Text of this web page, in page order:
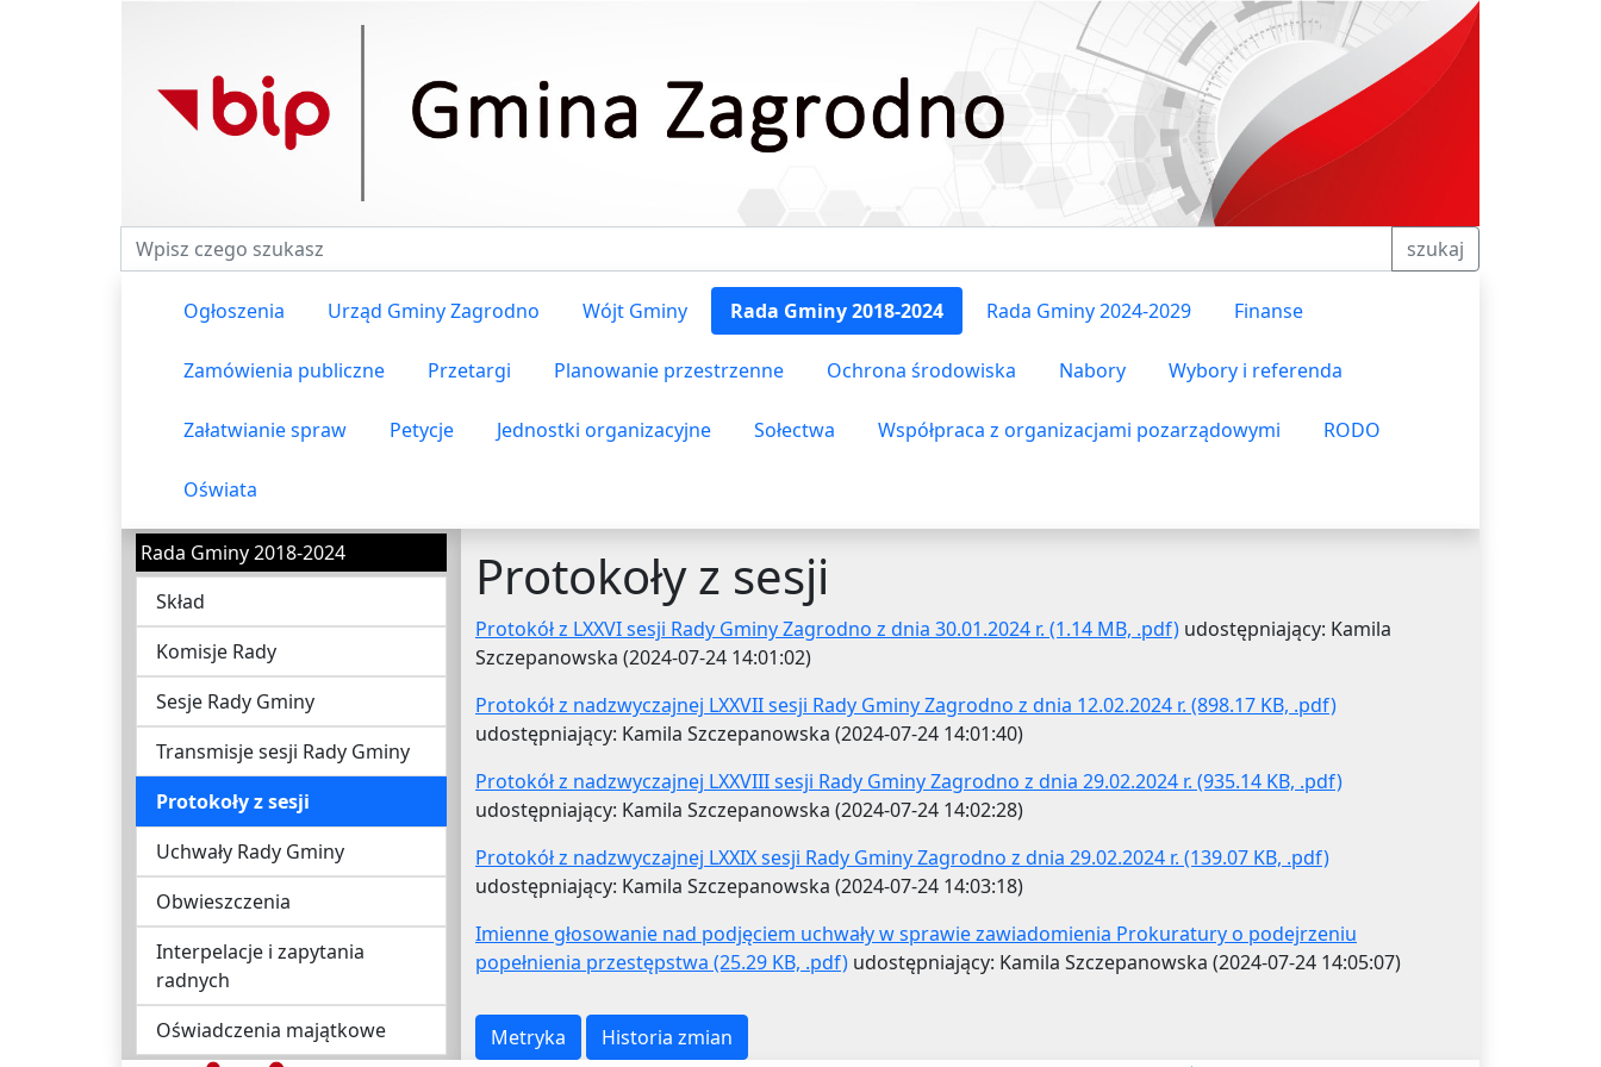
Fraza do wyszukiwania szukaj
Ogłoszenia Urząd Gminy Zagrodno Wójt Gminy Rada Gminy 2018-2024 Rada Gminy 2024-2029 Finanse
Zamówienia publiczne Przetargi Planowanie przestrzenne Ochrona środowiska Nabory Wybory i referenda
Załatwianie spraw Petycje Jednostki organizacyjne Sołectwa Współpraca z organizacjami pozarządowymi RODO
Oświata
Rada Gminy 2018-2024
Skład
Komisje Rady
Sesje Rady Gminy
Transmisje sesji Rady Gminy
Protokoły z sesji
Uchwały Rady Gminy
Obwieszczenia
Interpelacje i zapytania
radnych
Oświadczenia majątkowe
Protokoły z sesji
Protokół z LXXVI sesji Rady Gminy Zagrodno z dnia 30.01.2024 r. (1.14 MB, .pdf) udostępniający: Kamila
Szczepanowska (2024-07-24 14:01:02)
Protokół z nadzwyczajnej LXXVII sesji Rady Gminy Zagrodno z dnia 12.02.2024 r. (898.17 KB, .pdf)
udostępniający: Kamila Szczepanowska (2024-07-24 14:01:40)
Protokół z nadzwyczajnej LXXVIII sesji Rady Gminy Zagrodno z dnia 29.02.2024 r. (935.14 KB, .pdf)
udostępniający: Kamila Szczepanowska (2024-07-24 14:02:28)
Protokół z nadzwyczajnej LXXIX sesji Rady Gminy Zagrodno z dnia 29.02.2024 r. (139.07 KB, .pdf)
udostępniający: Kamila Szczepanowska (2024-07-24 14:03:18)
Imienne głosowanie nad podjęciem uchwały w sprawie zawiadomienia Prokuratury o podejrzeniu
popełnienia przestępstwa (25.29 KB, .pdf) udostępniający: Kamila Szczepanowska (2024-07-24 14:05:07)
Metryka
Historia zmian